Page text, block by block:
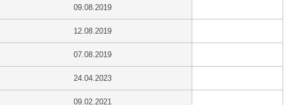
09.08.2019
12.08.2019
07.08.2019
24.04.2023
09.02.2021